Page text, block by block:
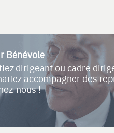
Bénévole
dirigeant ou cadre
accompagner des
nous !